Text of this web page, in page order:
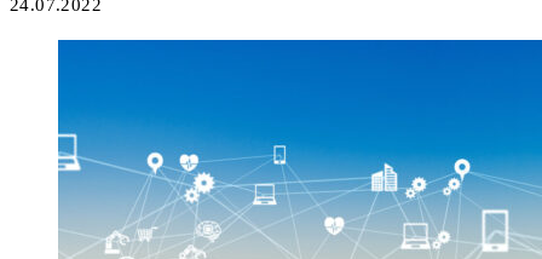
24.07.2022